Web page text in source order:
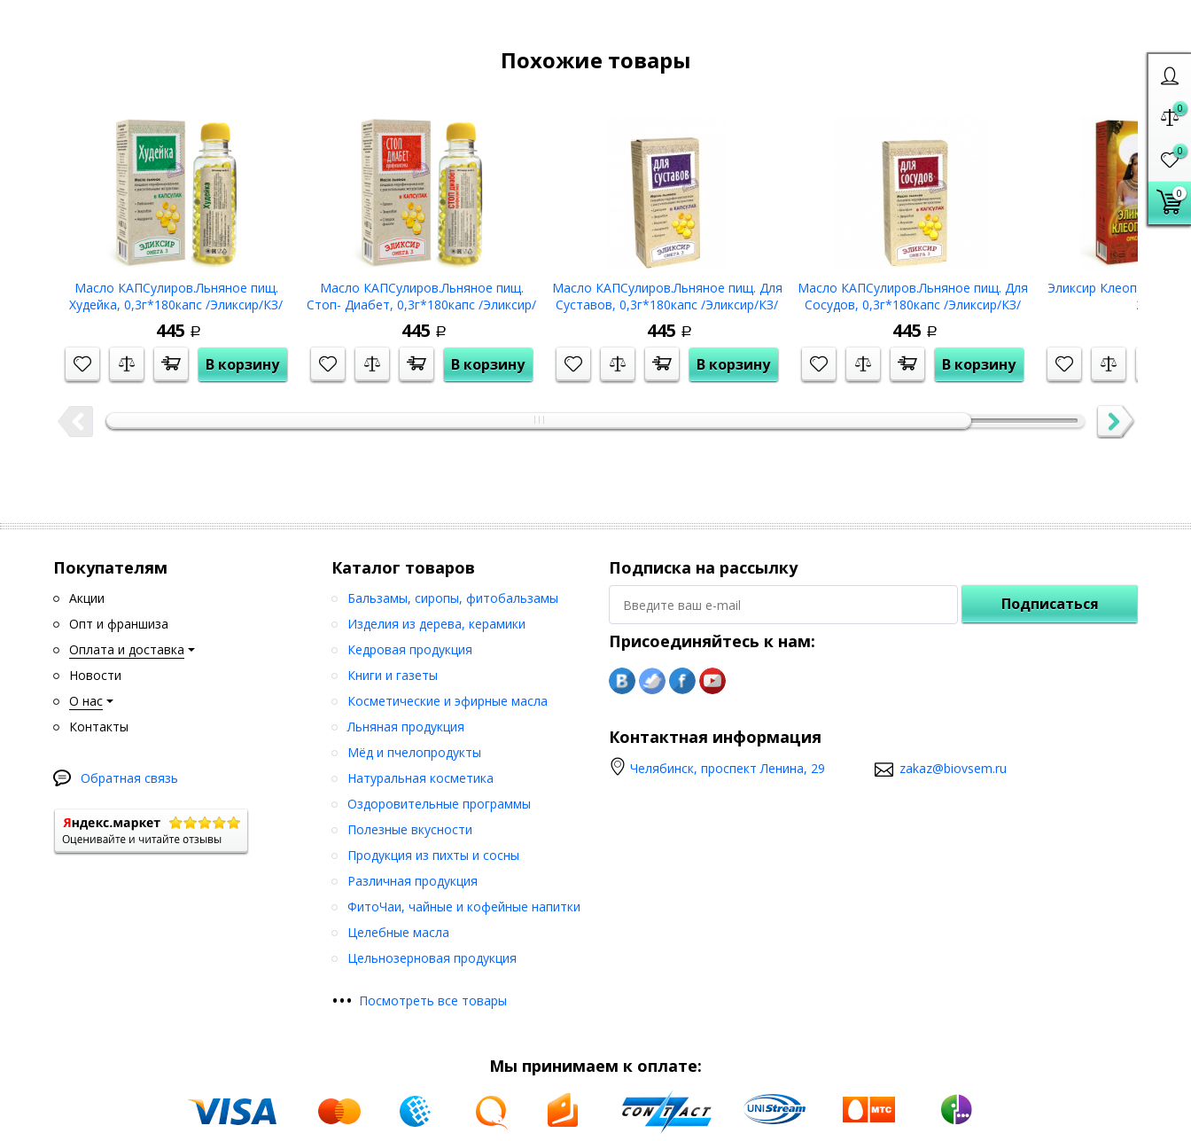
0
0
0
Похожие товары
Масло КАПСулиров.Льняное пищ.
Худейка, 0,3г*180капс /Эликсир/КЗ/
445 Р
В корзину
Масло КАПСулиров.Льняное пищ.
Стоп- Диабет, 0,3г*180капс /Эликсир/
КЗ/
445 Р
В корзину
Масло КАПСулиров.Льняное пищ. Для
Суставов, 0,3г*180капс /Эликсир/КЗ/
445 Р
В корзину
Масло КАПСулиров.Льняное пищ. Для
Сосудов, 0,3г*180капс /Эликсир/КЗ/
445 Р
В корзину
Эликсир Клеопатры,
200 мл.
Покупателям
Акции
Опт и франшиза
Оплата и доставка
Новости
О нас
Контакты
Обратная связь
Каталог товаров
Бальзамы, сиропы, фитобальзамы
Изделия из дерева, керамики
Кедровая продукция
Книги и газеты
Косметические и эфирные масла
Льняная продукция
Мёд и пчелопродукты
Натуральная косметика
Оздоровительные программы
Полезные вкусности
Продукция из пихты и сосны
Различная продукция
ФитоЧаи, чайные и кофейные напитки
Целебные масла
Цельнозерновая продукция
••• Посмотреть все товары
Подписка на рассылку
Подписаться
Присоединяйтесь к нам:
Контактная информация
Челябинск, проспект Ленина, 29 zakaz@biovsem.ru
Мы принимаем к оплате: